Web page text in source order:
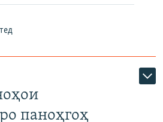
паноҳгоҳ